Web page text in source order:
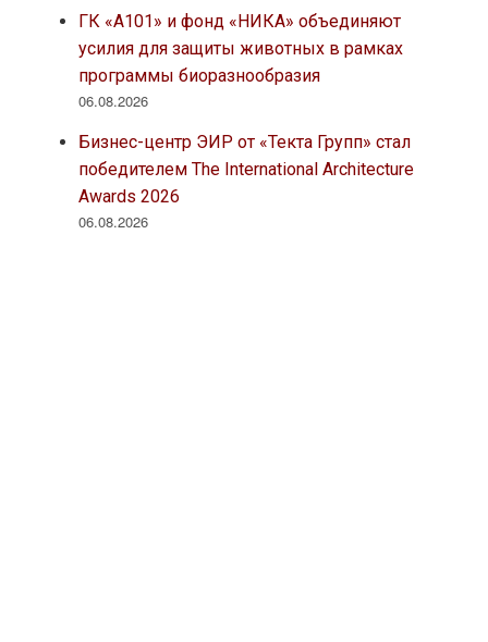
ГК «А101» и фонд «НИКА» объединяют
усилия для защиты животных в рамках
программы биоразнообразия
06.08.2026
Бизнес-центр ЭИР от «Текта Групп» стал
победителем The International Architecture
Awards 2026
06.08.2026